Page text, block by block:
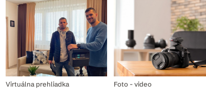
Virtuálna prehliadka Foto - video